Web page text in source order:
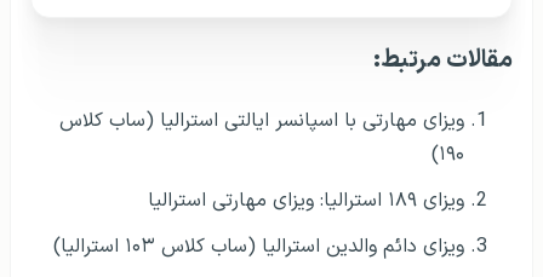
مقالات مرتبط:
ویزای مهارتی با اسپانسر ایالتی استرالیا (ساب کلاس
۱۹۰)
ویزای ۱۸۹ استرالیا: ویزای مهارتی استرالیا
ویزای دائم والدین استرالیا (ساب کلاس ۱۰۳ استرالیا)